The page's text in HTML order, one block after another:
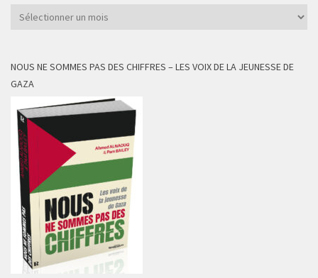
Archives
NOUS NE SOMMES PAS DES CHIFFRES – LES VOIX DE LA JEUNESSE DE
GAZA